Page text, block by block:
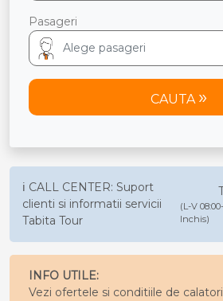
Pasageri
CAUTA
ℹ️ CALL CENTER: Suport
clienti si informatii servicii
Tabita Tour
(L-V
Inchis)
INFO UTILE:
Vezi ofertele si conditiile de